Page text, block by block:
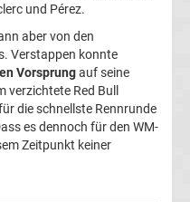
und Pérez.
aber von den
Verstappen konnte
Vorsprungauf seine
verzichtete Red Bull
die schnellste Rennrunde
es dennoch für den WM-
Zeitpunkt keiner